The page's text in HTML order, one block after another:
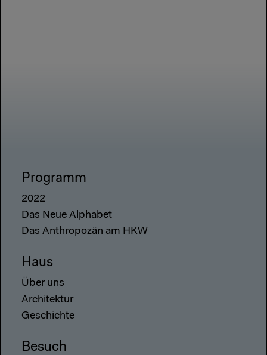
Programm
2022
Das Neue Alphabet
Das Anthropozän am HKW
Haus
Über uns
Architektur
Geschichte
Besuch